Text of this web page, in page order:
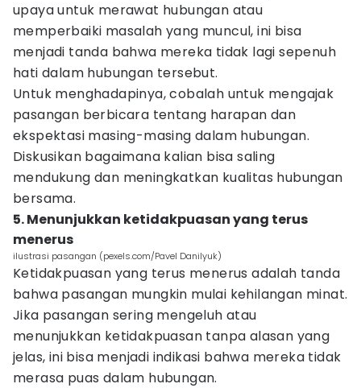
upaya untuk merawat hubungan atau
memperbaiki masalah yang muncul, ini bisa
menjadi tanda bahwa mereka tidak lagi sepenuh
hati dalam hubungan tersebut.
Untuk menghadapinya, cobalah untuk mengajak
pasangan berbicara tentang harapan dan
ekspektasi masing-masing dalam hubungan.
Diskusikan bagaimana kalian bisa saling
mendukung dan meningkatkan kualitas hubungan
bersama.
5. Menunjukkan ketidakpuasan yang terus
menerus
ilustrasi pasangan (pexels.com/Pavel Danilyuk)
Ketidakpuasan yang terus menerus adalah tanda
bahwa pasangan mungkin mulai kehilangan minat.
Jika pasangan sering mengeluh atau
menunjukkan ketidakpuasan tanpa alasan yang
jelas, ini bisa menjadi indikasi bahwa mereka tidak
merasa puas dalam hubungan.